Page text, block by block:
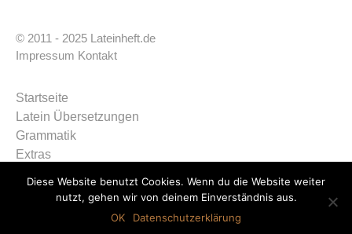
© 2011 - 2025 Lateinheft.de
Impressum Kontakt
Startseite
Latein Übersetzungen
Grammatik
Extras
Top ↑
Diese Website benutzt Cookies. Wenn du die Website weiter
nutzt, gehen wir von deinem Einverständnis aus.
OK
Datenschutzerklärung